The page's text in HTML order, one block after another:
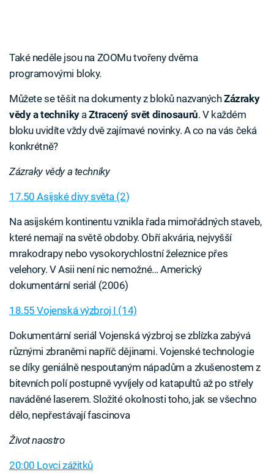
Také neděle jsou na ZOOMu tvořeny dvěma
programovými bloky.
Můžete se těšit na dokumenty z bloků nazvanýchZázraky
vědy a technikyaZtracený svět dinosaurů. V každém
bloku uvidíte vždy dvě zajímavé novinky. A co na vás čeká
konkrétně?
Zázraky vědy a techniky
17.50 Asijské divy světa (2)
Na asijském kontinentu vznikla řada mimořádných staveb,
které nemají na světě obdoby. Obří akvária, nejvyšší
mrakodrapy nebo vysokorychlostní železnice přes
velehory. V Asii není nic nemožné… Americký
dokumentární seriál (2006)
18.55 Vojenská výzbroj I (14)
Dokumentární seriál Vojenská výzbroj se zblízka zabývá
různými zbraněmi napříč dějinami. Vojenské technologie
se díky geniálně nespoutaným nápadům a zkušenostem z
bitevních polí postupně vyvíjely od katapultů až po střely
naváděné laserem. Složité okolnosti toho, jak se všechno
dělo, nepřestávají fascinova
Život naostro
20:00 Lovci zážitků